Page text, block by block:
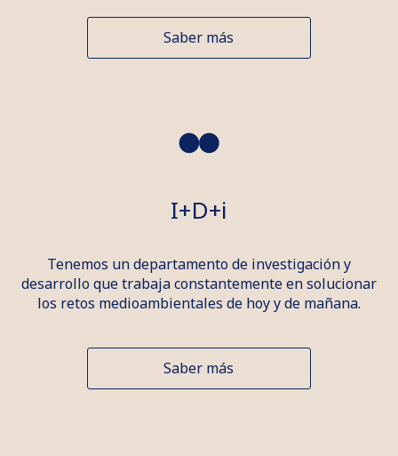
Saber más
I+D+i
Tenemos un departamento de investigación y
desarrollo que trabaja constantemente en solucionar
los retos medioambientales de hoy y de mañana.
Saber más